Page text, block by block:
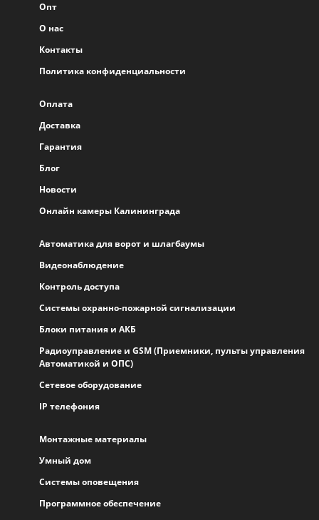
Опт
О нас
Контакты
Политика конфиденциальности
Оплата
Доставка
Гарантия
Блог
Новости
Онлайн камеры Калининграда
Автоматика для ворот и шлагбаумы
Видеонаблюдение
Контроль доступа
Системы охранно-пожарной сигнализации
Блоки питания и АКБ
Радиоуправление и GSM (Приемники, пульты управления
Автоматикой и ОПС)
Сетевое оборудование
IP телефония
Монтажные материалы
Умный дом
Системы оповещения
Программное обеспечение